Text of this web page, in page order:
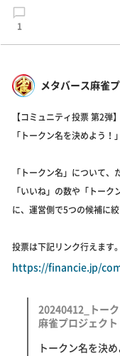
1
メタバース麻雀
【コミュニティ投票 第2弾】
「トークン名を決めよう！
「トークン名」について、
「いいね」の数や「トー
に、運営側で5つの候補に絞
投票は下記リンク行えます。
https://financie.jp/
20240412_トー
麻雀プロジェクト
トークン名を決め